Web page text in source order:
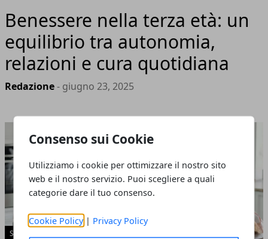
Consenso sui Cookie
Utilizziamo i cookie per ottimizzare il nostro sito
web e il nostro servizio. Puoi scegliere a quali
categorie dare il tuo consenso.
Cookie Policy | Privacy Policy
Benessere nella terza età: un
equilibrio tra autonomia,
relazioni e cura quotidiana
Redazione- giugno 23, 2025
SALUTE - BENESSERE